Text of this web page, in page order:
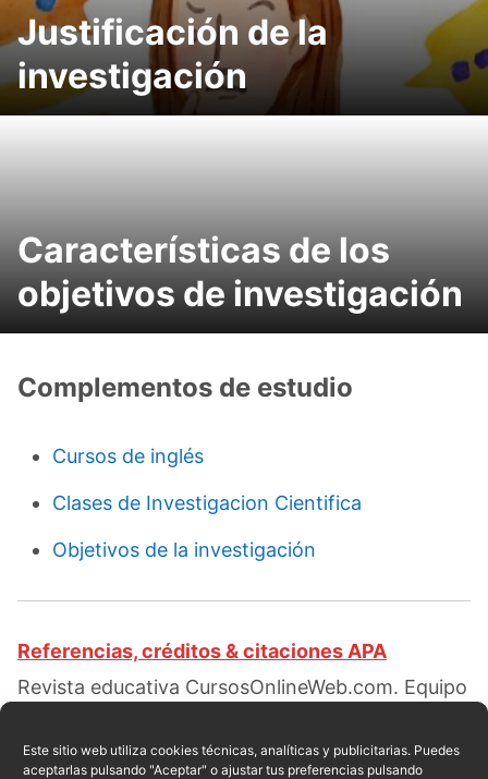
Este sitio web utiliza cookies técnicas, analíticas y publicitarias. Puedes
aceptarlas pulsando "Aceptar" o ajustar tus preferencias pulsando
Justificación de la
investigación
Características de los
objetivos de investigación
Complementos de estudio
Cursos de inglés
Clases de Investigacion Cientifica
Objetivos de la investigación
Referencias, créditos & citaciones APA
Revista educativa CursosOnlineWeb.com. Equipo
la Investigación. Escrito por:Amelia Campusano